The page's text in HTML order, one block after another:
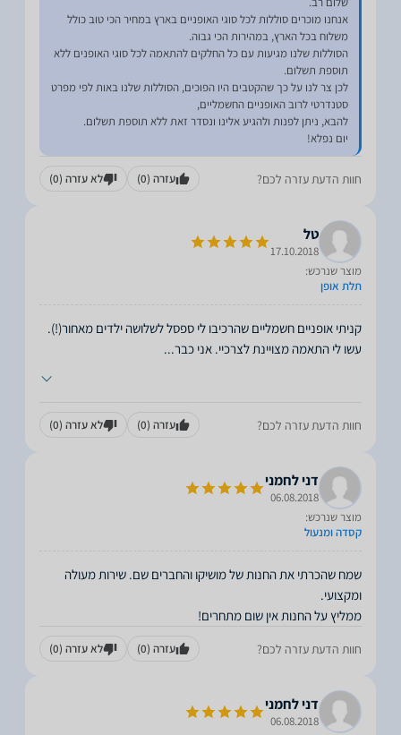
אנחנו מוכרים סוללות לכל סוגי האופניים בארץ במחיר הכי טוב כולל
הסוללות שלנו מגיעות עם כל החלקים להתאמה לכל סוגי האופנים ללא
לכן צר לנו על כך שהקטבים היו הפוכים, הסוללות שלנו באות לפי מפרט
יום נפלא!
חוות הדעת עזרה לכם? עזרה (0) לא עזרה (0)
טל
17.10.2018
מוצר שנרכש:
תלת אופן
קניתי אופניים חשמליים שהרכיבו לי ספסל לשלושה ילדים מאחור(!).
עשו לי התאמה מצויינת לצרכיי. אני כבר...
חוות הדעת עזרה לכם? עזרה (0) לא עזרה (0)
דני לחמני
06.08.2018
מוצר שנרכש:
קסדה ומנעול
שמח שהכרתי את החנות של מושיקו והחברים שם. שירות מעולה
ממליץ על החנות אין שום מתחרים!
חוות הדעת עזרה לכם? עזרה (0) לא עזרה (0)
דני לחמני
06.08.2018